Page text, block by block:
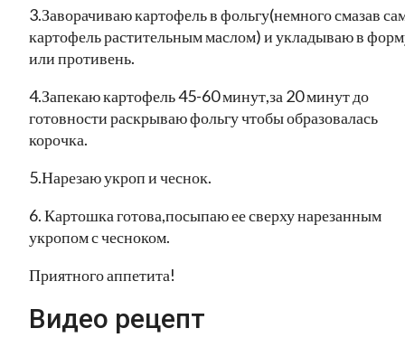
3.Заворачиваю картофель в фольгу(немного смазав
картофель растительным маслом) и укладываю в
или противень.
4.Запекаю картофель 45-60 минут,за 20 минут до
готовности раскрываю фольгу чтобы образовалась
корочка.
5.Нарезаю укроп и чеснок.
6. Картошка готова,посыпаю ее сверху нарезанным
укропом с чесноком.
Приятного аппетита!
Видео рецепт